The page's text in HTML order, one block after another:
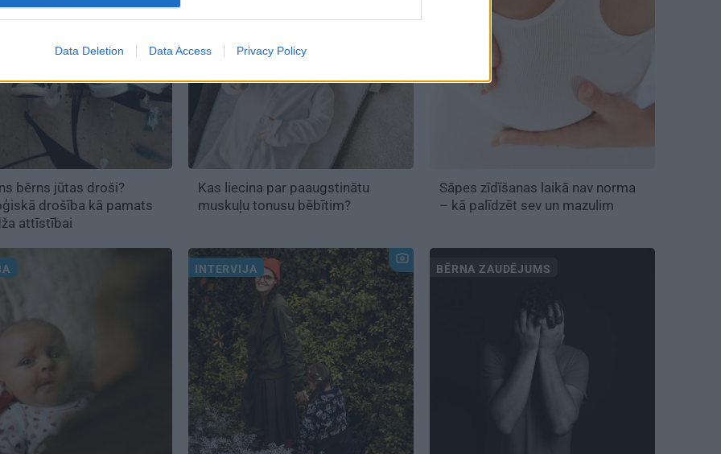
Data Deletion Data Access Privacy Policy
bērns jūtas droši?
drošība kā pamats
attīstībai
Kas liecina par paaugstinātu
muskuļu tonusu bēbītim?
Sāpes zīdīšanas laikā nav norma
– kā palīdzēt sev un mazulim
INTERVIJA BĒRNA ZAUDĒJUMS